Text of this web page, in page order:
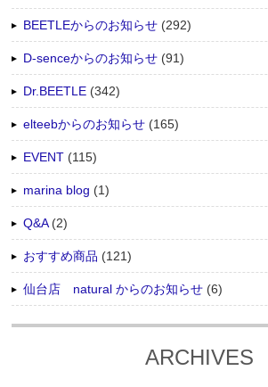
BEETLEからのお知らせ (292)
D-senceからのお知らせ (91)
Dr.BEETLE (342)
elteebからのお知らせ (165)
EVENT (115)
marina blog (1)
Q&A(2)
おすすめ商品 (121)
仙台店 natural からのお知らせ (6)
ARCHIVES